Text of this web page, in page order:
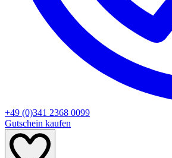
+49 (0)341 2368 0099
Gutschein kaufen